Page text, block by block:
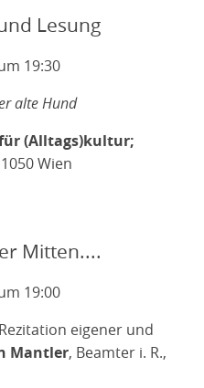
Lesung
19:30
alte Hund
(Alltags)kultur;
Wien
Mitten....
19:00
eigener und
Mantler, Beamter i. R.,